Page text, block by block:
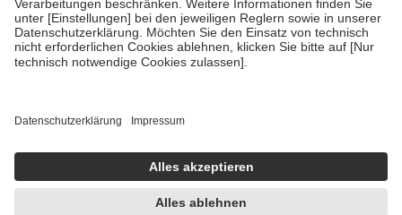
GKV getragen werden
• empfohlenen Schutzimpfungen
• Harn- und Blutteststreifen
getroffen, um sicherzustellen, dass es sich um echte Bewertungen
https://help.etrusted.com/hc/de/articles/4419944605341
Einige Bilder und Inhalte wurden unter Zuhilfenahme künstlicher